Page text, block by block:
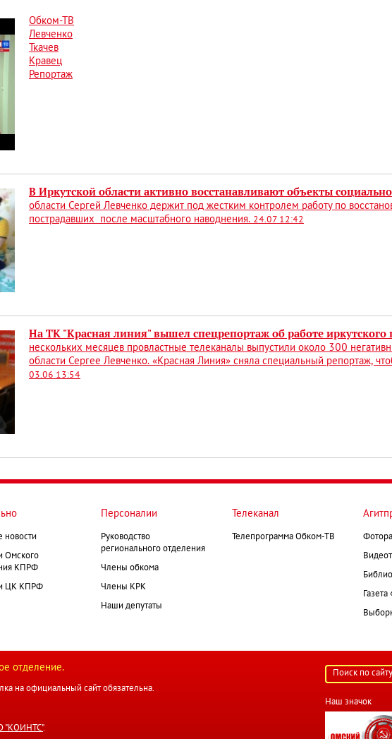
Обком-ТВ
Левченко
Ткачев
Кравец
Репортаж
В Иркутской области активно восстанавливают объекты
области Сергей Левченко держит под жестким контролем работу по
пострадавших после масштабного наводнения. 24.07 12:42
На ТК "Красная линия" вышел спецрепортаж об работе иркутского
нескольких месяцев провластные телеканалы выпустили около 300
области Сергее Левченко. «Красная Линия» сняла специальный репортаж,
03.06 13:54
новости
Омского
КПРФ
ЦК КПРФ
Персоналии
Руководство
регионального отделения
Члены обкома
Члены КРК
Наши депутаты
Телеканал
Телепрограмма Обком-ТВ
отделение.
на официальный сайт обязательна.
"КОИНТС".
Наш значок